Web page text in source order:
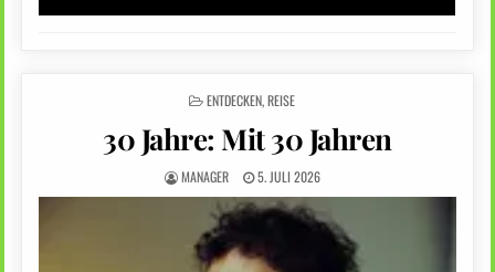
POSTED
ENTDECKEN,REISE
30 Jahre: Mit 30 Jahren
MANAGER 5. JULI 2026